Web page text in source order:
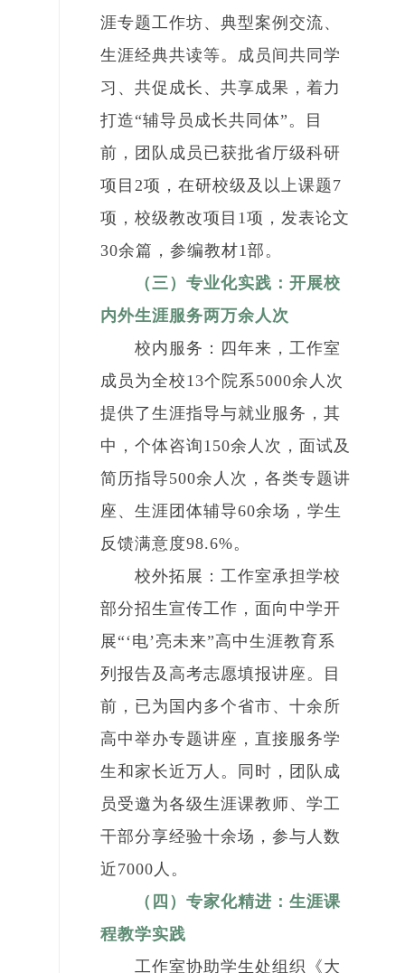
涯专题工作坊、典型案例交流、
生涯经典共读等。成员间共同学
习、共促成长、共享成果，着力
打造“辅导员成长共同体”。目
前，团队成员已获批省厅级科研
项目2项，在研校级及以上课题7
项，校级教改项目1项，发表论文
30余篇，参编教材1部。
（三）专业化实践：开展校
内外生涯服务两万余人次
校内服务：四年来，工作室
成员为全校13个院系5000余人次
提供了生涯指导与就业服务，其
中，个体咨询150余人次，面试及
简历指导500余人次，各类专题讲
座、生涯团体辅导60余场，学生
反馈满意度98.6%。
校外拓展：工作室承担学校
部分招生宣传工作，面向中学开
展“‘电’亮未来”高中生涯教育系
列报告及高考志愿填报讲座。目
前，已为国内多个省市、十余所
高中举办专题讲座，直接服务学
生和家长近万人。同时，团队成
员受邀为各级生涯课教师、学工
干部分享经验十余场，参与人数
近7000人。
（四）专家化精进：生涯课
程教学实践
工作室协助学生处组织《大